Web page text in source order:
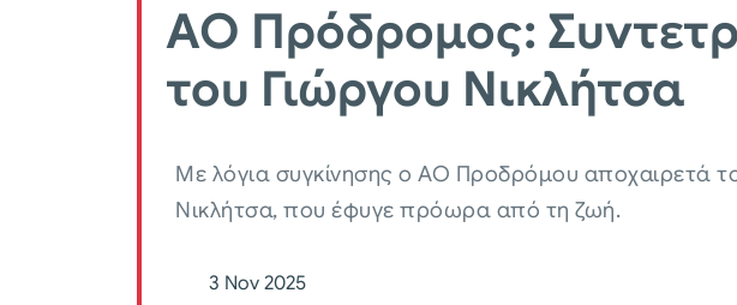
ΑΟ Πρόδρομος:
του Γιώργου Νικλήτσα
Με λόγια συγκίνησης ο ΑΟ Προδρόμου αποχαιρετά
Νικλήτσα, που έφυγε πρόωρα από τη ζωή.
3 Nov 2025